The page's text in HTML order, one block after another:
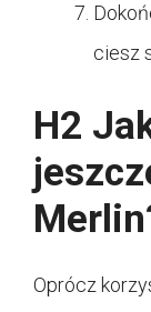
ciesz
H2
Oprócz